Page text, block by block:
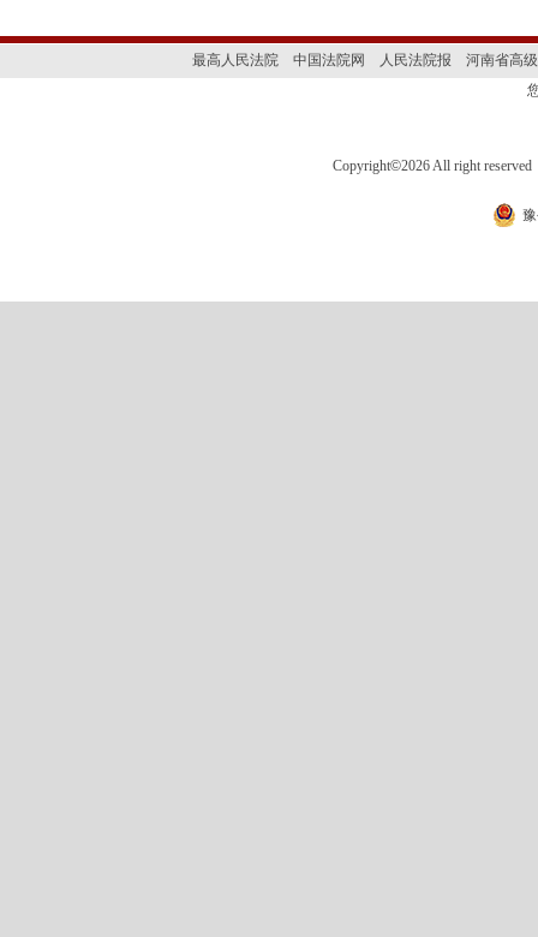
最高人民法院 中国法院网 人民法院报
河南省高
Copyright©2026 All right